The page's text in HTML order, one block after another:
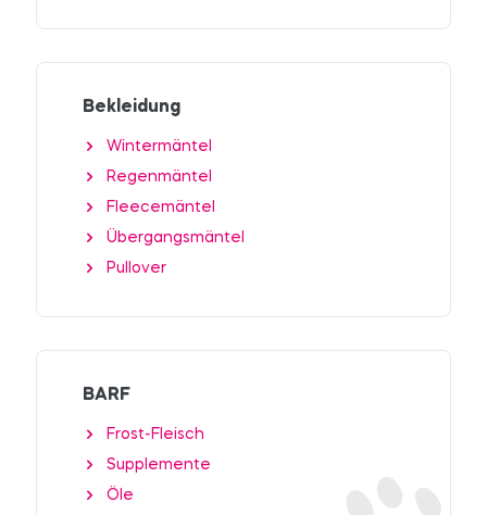
Bekleidung
Wintermäntel
Regenmäntel
Fleecemäntel
Übergangsmäntel
Pullover
BARF
Frost-Fleisch
Supplemente
Öle